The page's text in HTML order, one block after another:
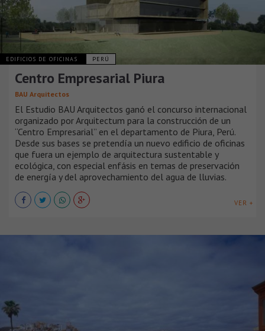
EDIFICIOS DE OFICINAS PERÚ
Centro Empresarial Piura
BAU Arquitectos
El Estudio BAU Arquitectos ganó el concurso internacional
organizado por Arquitectum para la construcción de un
“Centro Empresarial” en el departamento de Piura, Perú.
Desde sus bases se pretendía un nuevo edificio de oficinas
que fuera un ejemplo de arquitectura sustentable y
ecológica, con especial enfásis en temas de preservación
de energía y del aprovechamiento del agua de lluvias.
VER +